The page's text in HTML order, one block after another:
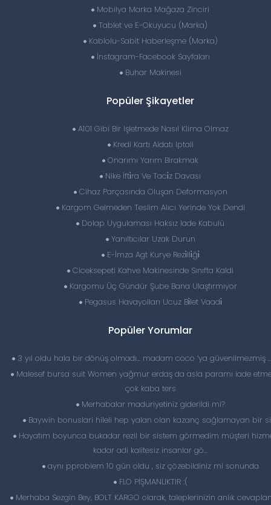
Mobilya Marka Mağaza Zinciri
Tablet ve E-Okuyucu (Marka)
Kablolu-Sabit Haberleşme (Marka)
İnstagram-Facebook Sayfaları
Buhar Makinesi
Popüler Şikayetler
A101 Gibi Bir Işletmede Nasıl Klima Olmaz
Kredi Kartı Aidatı Iptali
Onarımı Yarım Birakmak
Nike İfti̇ra Ve Taci̇z Davası
Cihaz Parçasında Oluşan Deformasyon
Kargom Gelmeden Teslim Alıcı Yerinde Yok Dendi
Dolap Uygulaması Haksız Iade Kabulü
Yanıltıcılar Uzak Durun
E-İmza Agt Kurye Rezi̇lli̇ği̇
Ciceksepeti Kahve Makinesinde Sınıfta Kaldi
Kargomu Üç Gündür Şube Bana Ulaştırmıyor
Pegasus Havayolları Ucuz Bi̇let Vaadi̇
Popüler Yorumlar
3 yıl oldu hala bir dönüş olmadı… madam coco ‘ya güvenilmezmiş
Malesef bursa suit Women yağmur erdaş da asla paramı iade
çok kaba ters
Merhabalar maduriyetiniz giderildi mi?
Baywin bonuslari hileli hep yalan olan kazanç sağlamayan bir
Hayatım boyunca bukadar rezil bir sistem görmedim müşteri
kadar adi kalitesiz insanlar gö...
aynı pproblem 10 gün oldu , siz çözebildiniz mi sonunda
FLO PİŞMANLIKTIR :(
Merhaba Sezgin Bey, BOLT KARGO olarak, taleplerinizin anlık